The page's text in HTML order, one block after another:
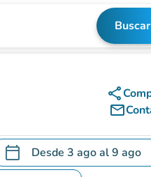
Buscar
share
mail_outline
calendar_today Desde 3 agoal9 ago
.Abra el calendario para